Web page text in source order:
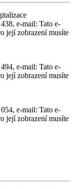
e-mail: Tato e-
její zobrazení musíte
e-mail: Tato e-
její zobrazení musíte
e-mail: Tato e-
její zobrazení musíte